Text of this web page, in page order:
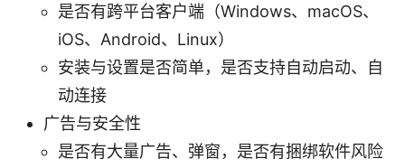
是否有跨平台客户端（Windows、macOS、
iOS、Android、Linux）
安装与设置是否简单，是否支持自动启动、自
动连接
广告与安全性
是否有大量广告、弹窗，是否有捆绑软件风险